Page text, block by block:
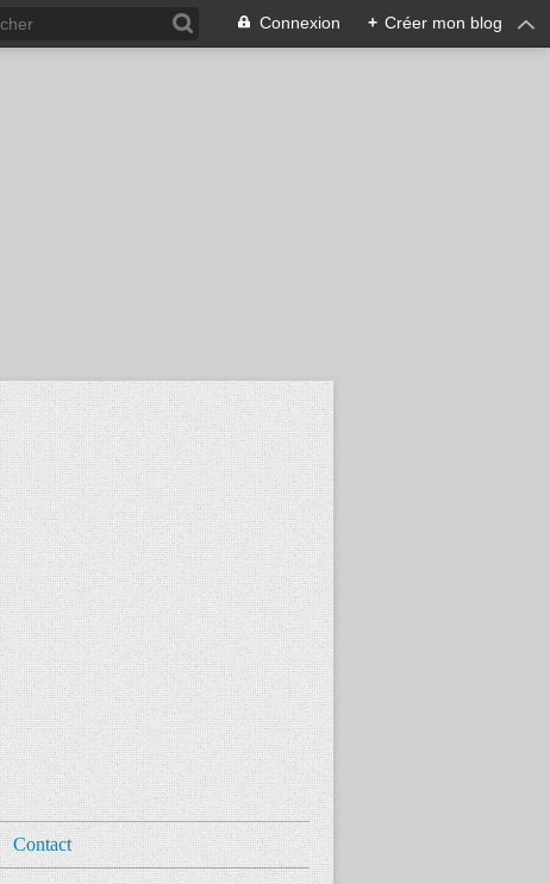
Connexion + Créer mon blog
Contact